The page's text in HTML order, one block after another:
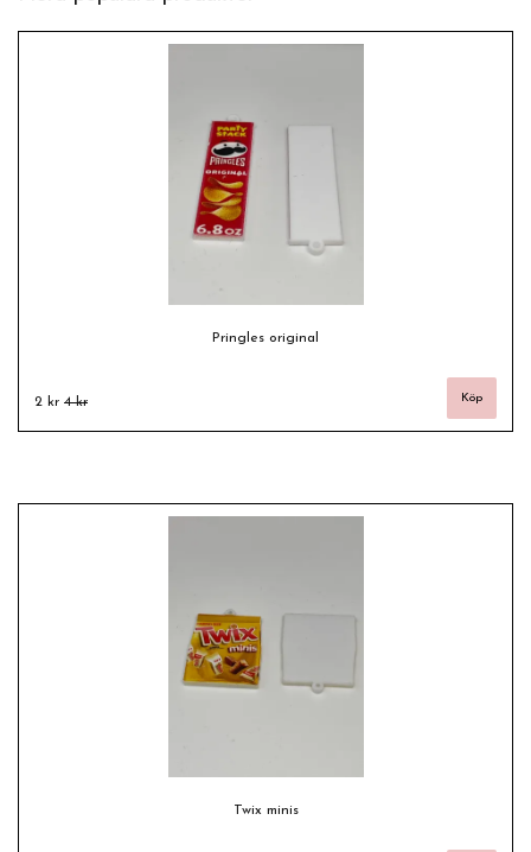
Pringles original
2 kr 4 kr
Twix minis